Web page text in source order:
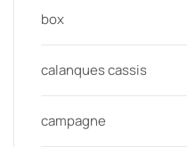
box
calanques cassis
campagne